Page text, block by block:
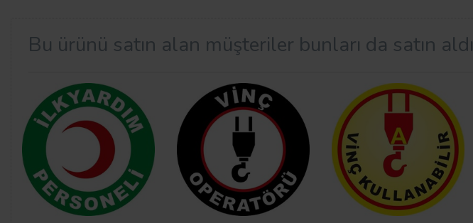
Bu ürünü satın alan müşteriler bunları da satın aldı